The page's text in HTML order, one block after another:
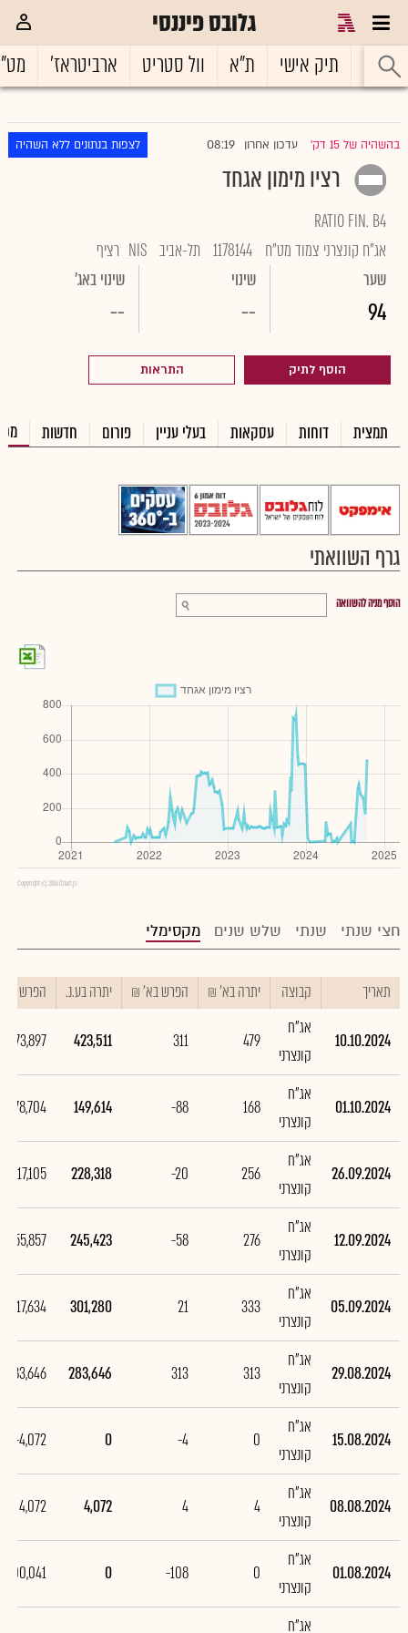
גלובס פיננסי
ראשי תיק אישי ת"א וול סטריט ארביטראז'
בהשהיה של 15 דק' עדכון אחרון 08:19 לצפות בנתונים ללא השהיה
רציו מימון אגחד
RATIO FIN. B4
אג"ח קונצרני צמוד מט"ח 1178144 תל-אביב NIS רציף
שער
94
שינוי
--
שינוי באג'
--
הוסף לתיק התראות
תמצית דוחות עסקאות בעלי עניין פורום חדשות
גרף השוואתי
הוסף מניה להשוואה
Copyright (c) 2016 Chart.js
חצי שנתי שנתי שלש שנים מקסימלי
תאריך קבוצה יתרה בא' ₪ הפרש בא' ₪ יתרה בע.נ. הפרש
10.10.2024
אג"ח
קונצרני
479
311
423,511
273,897
01.10.2024
אג"ח
קונצרני
168
-88
149,614
-78,704
26.09.2024
אג"ח
קונצרני
256
-20
228,318
-17,105
12.09.2024
אג"ח
קונצרני
276
-58
245,423
-55,857
05.09.2024
אג"ח
קונצרני
333
21
301,280
17,634
29.08.2024
אג"ח
קונצרני
313
313
283,646
283,646
15.08.2024
אג"ח
קונצרני
0
-4
0
-4,072
08.08.2024
אג"ח
קונצרני
4
4
4,072
4,072
01.08.2024
אג"ח
קונצרני
0
-108
0
-100,041
אג"ח